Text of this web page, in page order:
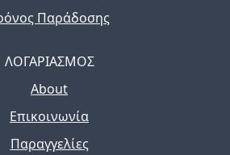
Παράδοσης
ΛΟΓΑΡΙΑΣΜΟΣ
About
Επικοινωνία
Παραγγελίες